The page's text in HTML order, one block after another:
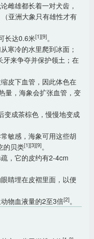
雌雄都长着一对犬齿，
（亚洲大象只有雄性才有
长达0.6米[1][9]。
寒冷的水里爬到冰面；
牙来争夺并保护领土；在
皮下血管，因此体色在
量，海象会扩张血管，变
变成茶棕色，慢慢地变成
敏感，海象可用这些胡
的贝类[1][3][9]。
，它的皮约有2-4cm
睛埋在皮褶里面，以便
物血液量的2至3倍[2]。